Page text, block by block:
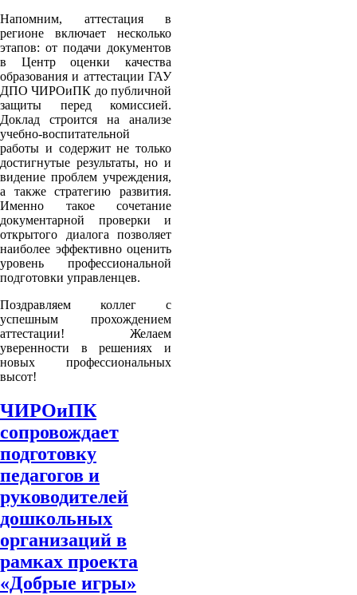
Напомним, аттестация в
регионе включает несколько
этапов: от подачи документов
в Центр оценки качества
образования и аттестации ГАУ
ДПО ЧИРОиПК до публичной
защиты перед комиссией.
Доклад строится на анализе
учебно-воспитательной
работы и содержит не только
достигнутые результаты, но и
видение проблем учреждения,
а также стратегию развития.
Именно такое сочетание
документарной проверки и
открытого диалога позволяет
наиболее эффективно оценить
уровень профессиональной
подготовки управленцев.
Поздравляем коллег с
успешным прохождением
аттестации! Желаем
уверенности в решениях и
новых профессиональных
высот!
ЧИРОиПК
сопровождает
подготовку
педагогов и
руководителей
дошкольных
организаций в
рамках проекта
«Добрые игры»